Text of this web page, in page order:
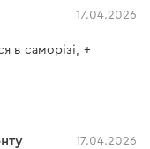
17.04.2026
в саморізі, +
17.04.2026